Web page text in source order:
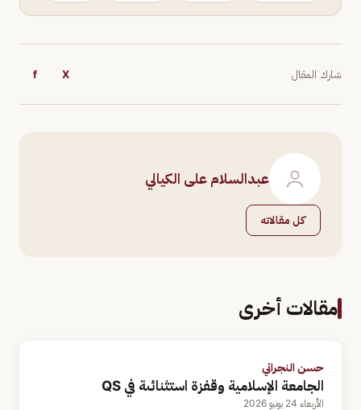
شارك المقال X
f
عبدالسلام على الكيالي
كل مقالاته
مقالات أخرى
حسن النجراني
الجامعة الإسلامية وقفزة استثنائىة في QS
الأربعاء 24 يونيو 2026